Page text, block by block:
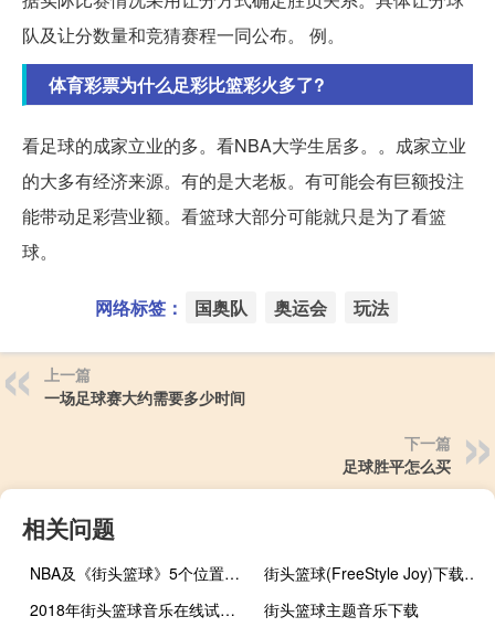
队及让分数量和竞猜赛程一同公布。 例。
体育彩票为什么足彩比篮彩火多了?
看足球的成家立业的多。看NBA大学生居多。。成家立业
的大多有经济来源。有的是大老板。有可能会有巨额投注
能带动足彩营业额。看篮球大部分可能就只是为了看篮
球。
网络标签： 国奥队 奥运会 玩法
上一篇
一场足球赛大约需要多少时间
下一篇
足球胜平怎么买
相关问题
NBA及《街头篮球》5个位置的详细介绍
街头篮球(FreeStyle Joy)下载(电脑、安卓和IOS所有版本)
2018年街头篮球音乐在线试听及下载
街头篮球主题音乐下载